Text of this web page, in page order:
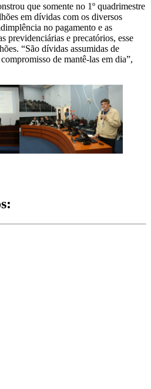
que somente no 1º quadrimestre
em dívidas com os diversos
no pagamento e as
previdenciárias e precatórios, esse
“São dívidas assumidas de
de mantê-las em dia”,